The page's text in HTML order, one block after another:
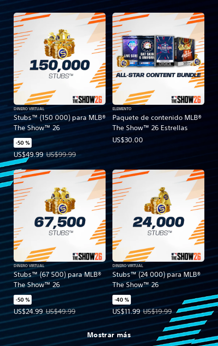
Stubs™ (150 000) para MLB®
The Show™ 26
DINERO VIRTUAL
-50 %
US$49.99
Precio de la oferta: US$49.99. Precio original: US$99.99.
US$99.99
Paquete de contenido MLB®
The Show™ 26 Estrellas
ELEMENTO
US$30.00
Stubs™ (67 500) para MLB®
The Show™ 26
DINERO VIRTUAL
-50 %
US$24.99
Precio de la oferta: US$24.99. Precio original: US$49.99.
US$49.99
Stubs™ (24 000) para MLB®
The Show™ 26
DINERO VIRTUAL
-40 %
US$11.99
Precio de la oferta: US$11.99.
US$19.99
Mostrar más